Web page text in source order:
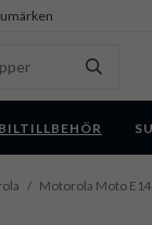
/ Motorola Moto E14